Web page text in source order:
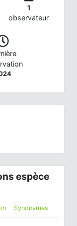
1
observateur
espèce
Synonymes